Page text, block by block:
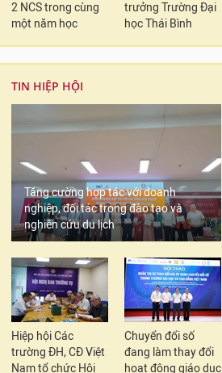
2 NCS trong cùng
một năm học
trưởng Trường Đại
học Thái Bình
TIN HIỆP HỘI
Tăng cường hợp tác với doanh
nghiệp, đối tác trong đào tạo và
nghiên cứu du lịch
Hiệp hội Các
trường ĐH, CĐ Việt
Nam tổ chức Hội
Chuyển đổi số
đang làm thay đổi
hoạt động giáo dục